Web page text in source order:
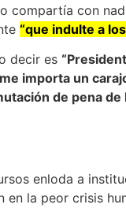
compartía con
“que indulte a
decir es
importa un
de pena
enloda a
en la peor crisis